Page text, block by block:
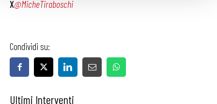
X@MicheTiraboschi
Condividi su:
Ultimi Interventi